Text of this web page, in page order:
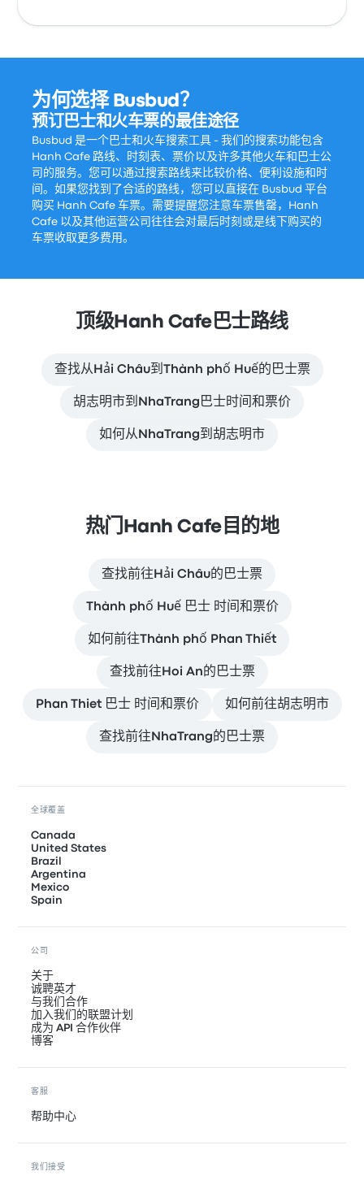
为何选择 Busbud？
预订巴士和火车票的最佳途径
Busbud 是一个巴士和火车搜索工具 - 我们的搜索功能包含
Hanh Cafe 路线、时刻表、票价以及许多其他火车和巴士公
司的服务。您可以通过搜索路线来比较价格、便利设施和时
间。如果您找到了合适的路线，您可以直接在 Busbud 平台
购买 Hanh Cafe 车票。需要提醒您注意车票售罄，Hanh
Cafe 以及其他运营公司往往会对最后时刻或是线下购买的
车票收取更多费用。
顶级Hanh Cafe巴士路线
查找从Hải Châu到Thành phố Huế的巴士票
胡志明市到NhaTrang巴士时间和票价
如何从NhaTrang到胡志明市
热门Hanh Cafe目的地
查找前往Hải Châu的巴士票
Thành phố Huế 巴士 时间和票价
如何前往Thành phố Phan Thiết
查找前往Hoi An的巴士票
Phan Thiet 巴士 时间和票价 如何前往胡志明市
查找前往NhaTrang的巴士票
全球覆盖
Canada
United States
Brazil
Argentina
Mexico
Spain
公司
关于
诚聘英才
与我们合作
加入我们的联盟计划
成为 API 合作伙伴
博客
客服
帮助中心
我们接受